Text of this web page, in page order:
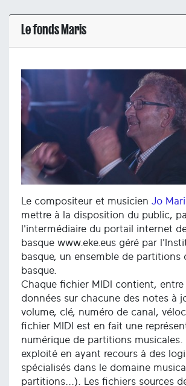
Le fonds Maris
Le compositeur et musicien Jo
mettre à la disposition du public,
l'intermédiaire du portail internet
basque www.eke.eus géré par
basque, un ensemble de partitions
basque.
Chaque fichier MIDI contient, entre
données sur chacune des notes à
volume, clé, numéro de canal,
fichier MIDI est en fait une
numérique de partitions musicales.
exploité en ayant recours à des
spécialisés dans le domaine
partitions...). Les fichiers sources